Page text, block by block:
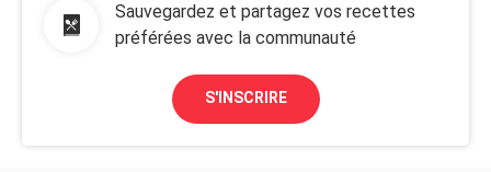
Sauvegardez et partagez vos recettes
préférées avec la communauté
S'INSCRIRE